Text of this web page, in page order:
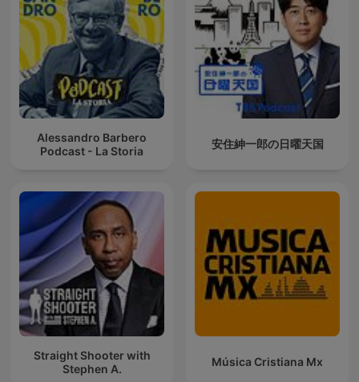
Alessandro Barbero
Podcast - La Storia
安住紳一郎の日曜天国
Straight Shooter with
Stephen A.
Música Cristiana Mx